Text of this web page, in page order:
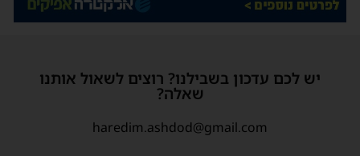
יש לכם עדכון בשבילנו? רוצים לשאול אותנו
שאלה?
haredim.ashdod@gmail.com